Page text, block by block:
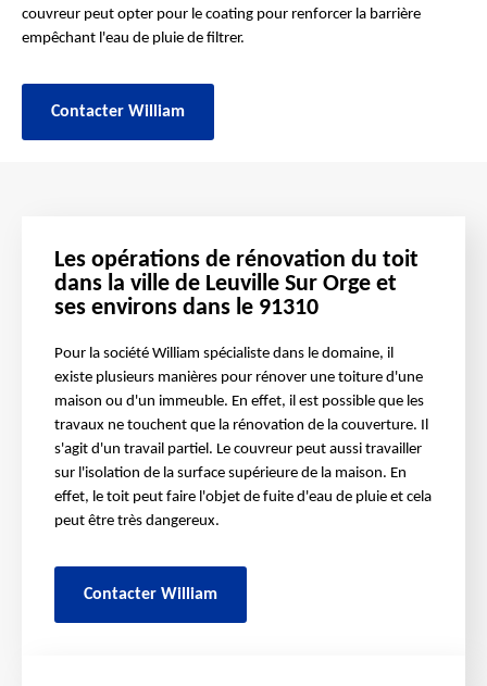
couvreur peut opter pour le coating pour renforcer la barrière
empêchant l'eau de pluie de filtrer.
Contacter William
Les opérations de rénovation du toit
dans la ville de Leuville Sur Orge et
ses environs dans le 91310
Pour la société William spécialiste dans le domaine, il
existe plusieurs manières pour rénover une toiture d'une
maison ou d'un immeuble. En effet, il est possible que les
travaux ne touchent que la rénovation de la couverture. Il
s'agit d'un travail partiel. Le couvreur peut aussi travailler
sur l'isolation de la surface supérieure de la maison. En
effet, le toit peut faire l'objet de fuite d'eau de pluie et cela
peut être très dangereux.
Contacter William